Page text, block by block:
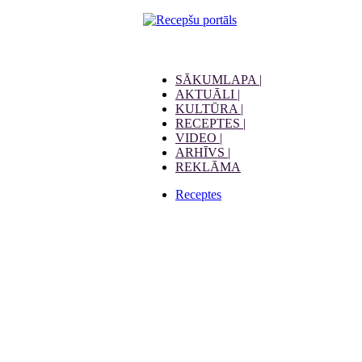
SĀKUMLAPA |
AKTUĀLI |
KULTŪRA |
RECEPTES |
VIDEO |
ARHĪVS |
REKLĀMA
Receptes